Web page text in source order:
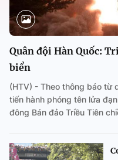
Quân đội Hàn Quốc:
biển
(HTV) - Theo thông báo từ
tiến hành phóng tên lửa
đông Bán đảo Triều Tiên